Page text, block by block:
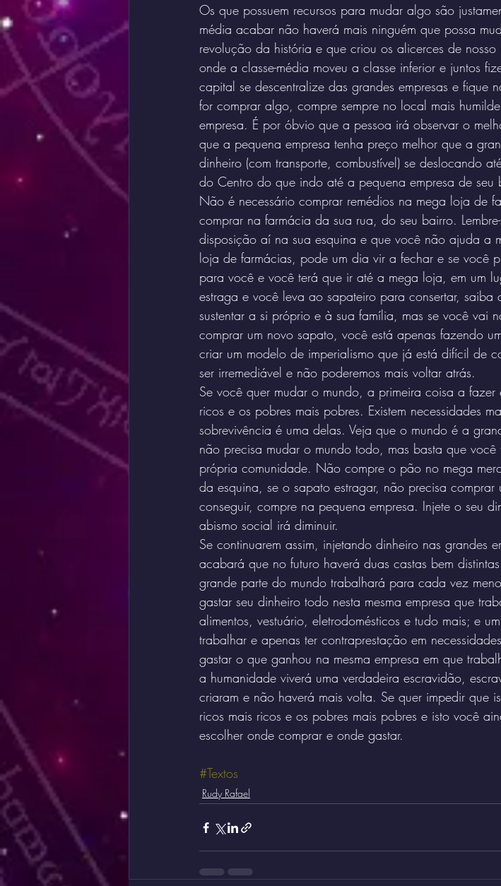
Os que possuem recursos para mudar algo são
média acabar não haverá mais ninguém que possa
revolução da história e que criou os alicerces de
onde a classe-média moveu a classe inferior e juntos
capital se descentralize das grandes empresas e fique
for comprar algo, compre sempre no local mais
empresa. É por óbvio que a pessoa irá observar o
que a pequena empresa tenha preço melhor que a
dinheiro (com transporte, combustível) se deslocando
do Centro do que indo até a pequena empresa de seu
Não é necessário comprar remédios na mega loja de
comprar na farmácia da sua rua, do seu bairro.
disposição aí na sua esquina e que você não ajuda a
loja de farmácias, pode um dia vir a fechar e se você
para você e você terá que ir até a mega loja, em um
estraga e você leva ao sapateiro para consertar,
sustentar a si próprio e à sua família, mas se você vai
comprar um novo sapato, você está apenas fazendo
criar um modelo de imperialismo que já está difícil de
ser irremediável e não poderemos mais voltar atrás.
Se você quer mudar o mundo, a primeira coisa a
ricos e os pobres mais pobres. Existem necessidades
sobrevivência é uma delas. Veja que o mundo é a
não precisa mudar o mundo todo, mas basta que
própria comunidade. Não compre o pão no mega
da esquina, se o sapato estragar, não precisa
conseguir, compre na pequena empresa. Injete o seu
abismo social irá diminuir.
Se continuarem assim, injetando dinheiro nas grandes
acabará que no futuro haverá duas castas bem
grande parte do mundo trabalhará para cada vez
gastar seu dinheiro todo nesta mesma empresa que
alimentos, vestuário, eletrodomésticos e tudo mais; e
trabalhar e apenas ter contraprestação em
gastar o que ganhou na mesma empresa em que
a humanidade viverá uma verdadeira escravidão,
criaram e não haverá mais volta. Se quer impedir que
ricos mais ricos e os pobres mais pobres e isto você
escolher onde comprar e onde gastar.
#Textos
Rudy Rafael